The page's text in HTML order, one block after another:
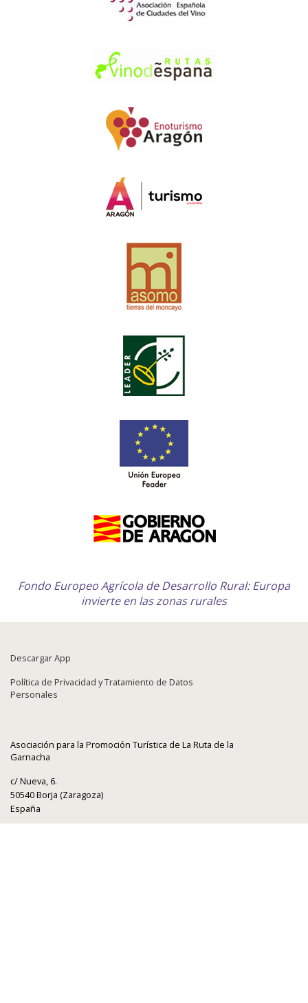
Fondo Europeo Agrícola de Desarrollo Rural: Europa
invierte en las zonas rurales
Descargar App
Política de Privacidad y Tratamiento de Datos
Personales
Asociación para la Promoción Turística de La Ruta de la
Garnacha
c/ Nueva, 6.
50540 Borja (Zaragoza)
España